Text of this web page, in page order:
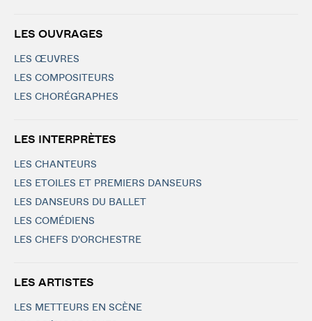
LES OUVRAGES
LES ŒUVRES
LES COMPOSITEURS
LES CHORÉGRAPHES
LES INTERPRÈTES
LES CHANTEURS
LES ETOILES ET PREMIERS DANSEURS
LES DANSEURS DU BALLET
LES COMÉDIENS
LES CHEFS D'ORCHESTRE
LES ARTISTES
LES METTEURS EN SCÈNE